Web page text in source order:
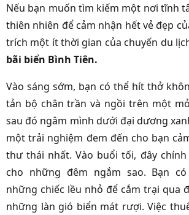
Nếu bạn muốn tìm kiếm một nơi tĩnh
thiên nhiên để cảm nhận hết vẻ đẹp
trích một ít thời gian của chuyến du
bãi biển Bình Tiên.
Vào sáng sớm, bạn có thể hít thở
tản bộ chân trần và ngồi trên một
sau đó ngâm mình dưới đại dương
một trải nghiệm đem đến cho bạn
thư thái nhất. Vào buổi tối, đây
cho những đêm ngắm sao. Bạn
những chiếc lều nhỏ để cắm trại qua
những làn gió biển mát rượi. Việc